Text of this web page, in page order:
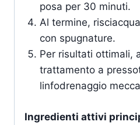
posa per 30 minuti.
Al termine,
con spugnature.
Per risultati ottimali,
trattamento a
linfodrenaggio
Ingredienti attivi